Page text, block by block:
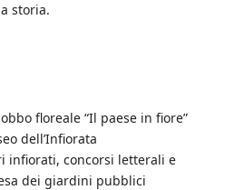
storia.
floreale “Il paese in fiore”
dell’Infiorata
infiorati, concorsi letterali e
dei giardini pubblici